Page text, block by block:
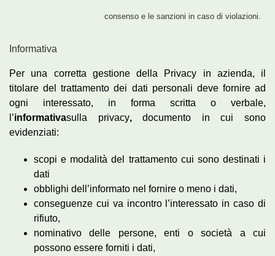
consenso e le sanzioni in caso di violazioni.
Informativa
Per una corretta gestione della Privacy in azienda, il
titolare del trattamento dei dati personali deve fornire ad
ogni interessato, in forma scritta o verbale,
l’informativasulla privacy,documento in cui sono
evidenziati:
scopi e modalità del trattamento cui sono destinati i
dati
obblighi dell’informato nel fornire o meno i dati,
conseguenze cui va incontro l’interessato in caso di
rifiuto,
nominativo delle persone, enti o società a cui
possono essere forniti i dati,